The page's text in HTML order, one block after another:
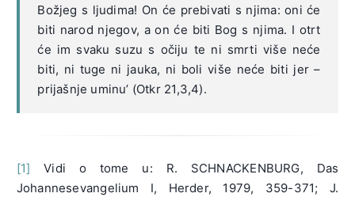
Božjeg s ljudima! On će prebivati s njima: oni će
biti narod njegov, a on će biti Bog s njima. I otrt
će im svaku suzu s očiju te ni smrti više neće
biti, ni tuge ni jauka, ni boli više neće biti jer –
prijašnje uminu’ (Otkr 21,3,4).
[1] Vidi o tome u: R. SCHNACKENBURG, Das
Johannesevangelium I, Herder, 1979, 359-371; J.